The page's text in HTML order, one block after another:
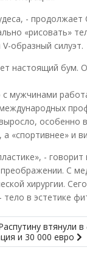
-
«рисовать»
образный силуэт.
настоящий бум.
мужчинами
особенно
и
-
С
хирургии.
тело в эстетике
втянули
и 30 000 евро